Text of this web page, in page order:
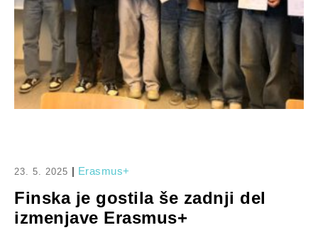
23. 5. 2025 | Erasmus+
Finska je gostila še zadnji del
izmenjave Erasmus+